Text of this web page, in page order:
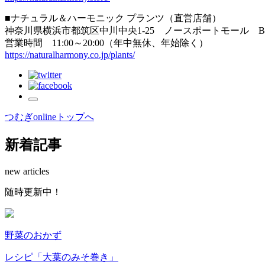
■ナチュラル＆ハーモニック プランツ（直営店舗）
神奈川県横浜市都筑区中川中央1-25 ノースポートモール
営業時間 11:00～20:00（年中無休、年始除く）
https://naturalharmony.co.jp/plants/
つむぎonlineトップへ
新着記事
new articles
随時更新中 ！
野菜のおかず
レシピ「大葉のみそ巻き」